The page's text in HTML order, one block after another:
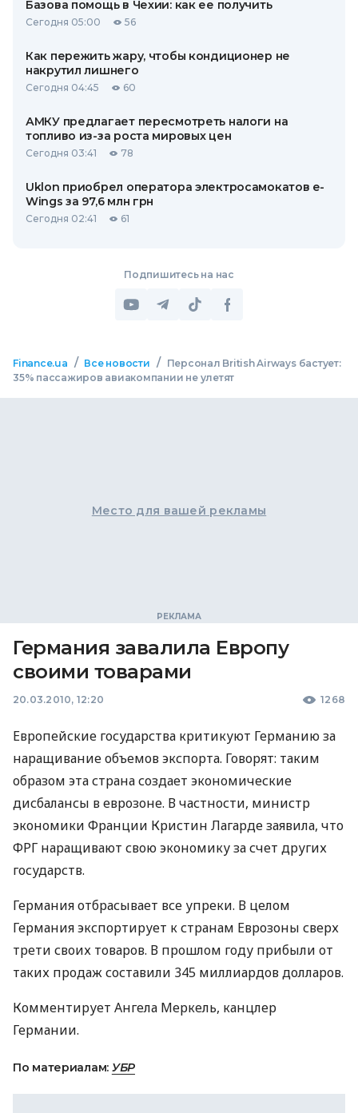
Базова помощь в Чехии: как ее получить
Сегодня 05:00 56
Как пережить жару, чтобы кондиционер не
накрутил лишнего
Сегодня 04:45 60
АМКУ предлагает пересмотреть налоги на
топливо из-за роста мировых цен
Сегодня 03:41 78
Uklon приобрел оператора электросамокатов e-
Wings за 97,6 млн грн
Сегодня 02:41 61
Подпишитесь на нас
Finance.ua / Все новости /
Персонал British Airways бастует:
35% пассажиров авиакомпании не улетят
Место для вашей рекламы
Германия завалила Европу
своими товарами
20.03.2010, 12:20 1268
Европейские государства критикуют Германию за
наращивание объемов экспорта. Говорят: таким
образом эта страна создает экономические
дисбалансы в еврозоне. В частности, министр
экономики Франции Кристин Лагарде заявила, что
ФРГ наращивают свою экономику за счет других
государств.
Германия отбрасывает все упреки. В целом
Германия экспортирует к странам Еврозоны сверх
трети своих товаров. В прошлом году прибыли от
таких продаж составили 345 миллиардов долларов.
Комментирует Ангела Меркель, канцлер
Германии.
По материалам: УБР